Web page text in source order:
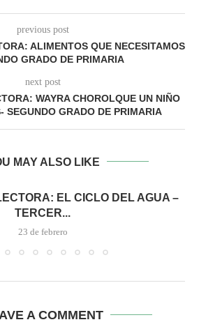
previous post
ALIMENTOS QUE NECESITAMOS
GRADO DE PRIMARIA
next post
WAYRA CHOROLQUE UN NIÑO
SEGUNDO GRADO DE PRIMARIA
MAY ALSO LIKE
EL CICLO DEL AGUA –
TERCER...
23 de febrero
A COMMENT